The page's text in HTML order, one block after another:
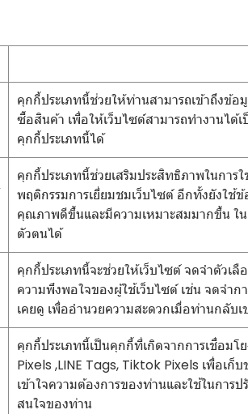
คุกกี้ประเภทนี้ช่วยให้ท่านสามารถเข้าถึงข้อ
ซื้อสินค้า เพื่อให้เว็บไซต์สามารถทำงานได้
คุกกี้ประเภทนี้ได้
คุกกี้ประเภทนี้ช่วยเสริมประสิทธิภาพในการ
พฤติกรรมการเยี่ยมชมเว็บไซต์ อีกทั้งยังใช้
คุณภาพดีขึ้นและมีความเหมาะสมมากขึ้น ใ
ตัวตนได้
คุกกี้ประเภทนี้จะช่วยให้เว็บไซต์ จดจำตัวเ
ความพึงพอใจของผู้ใช้เว็บไซต์ เช่น จดจำ
เคยดู เพื่ออำนวยความสะดวกเมื่อท่านกลับเ
คุกกี้ประเภทนี้เป็นคุกกี้ที่เกิดจากการเชื่อ
Pixels ,LINE Tags, Tiktok Pixels เพื่อเ
เข้าใจความต้องการของท่านและใช้ในกา
สนใจของท่าน